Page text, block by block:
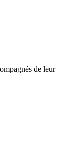
de leur